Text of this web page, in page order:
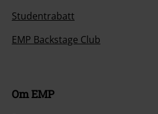
Studentrabatt
EMP Backstage Club
Om EMP